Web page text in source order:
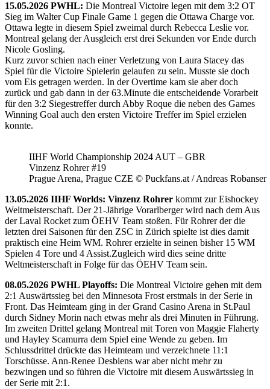
15.05.2026 PWHL: Die Montreal Victoire legen mit dem 3:2 OT
Sieg im Walter Cup Finale Game 1 gegen die Ottawa Charge vor.
Ottawa legte in diesem Spiel zweimal durch Rebecca Leslie vor.
Montreal gelang der Ausgleich erst drei Sekunden vor Ende durch
Nicole Gosling.
Kurz zuvor schien nach einer Verletzung von Laura Stacey das
Spiel für die Victoire Spielerin gelaufen zu sein. Musste sie doch
vom Eis getragen werden. In der Overtime kam sie aber doch
zurück und gab dann in der 63.Minute die entscheidende Vorarbeit
für den 3:2 Siegestreffer durch Abby Roque die neben des Games
Winning Goal auch den ersten Victoire Treffer im Spiel erzielen
konnte.
IIHF World Championship 2024 AUT – GBR
Vinzenz Rohrer #19
Prague Arena, Prague CZE © Puckfans.at / Andreas Robanser
13.05.2026 IIHF Worlds: Vinzenz Rohrer kommt zur Eishockey
Weltmeisterschaft. Der 21-Jährige Vorarlberger wird nach dem Aus
der Laval Rocket zum ÖEHV Team stoßen. Für Rohrer der die
letzten drei Saisonen für den ZSC in Zürich spielte ist dies damit
praktisch eine Heim WM. Rohrer erzielte in seinen bisher 15 WM
Spielen 4 Tore und 4 Assist.Zugleich wird dies seine dritte
Weltmeisterschaft in Folge für das ÖEHV Team sein.
08.05.2026 PWHL Playoffs: Die Montreal Victoire gehen mit dem
2:1 Auswärtssieg bei den Minnesota Frost erstmals in der Serie in
Front. Das Heimteam ging in der Grand Casino Arena in St.Paul
durch Sidney Morin nach etwas mehr als drei Minuten in Führung.
Im zweiten Drittel gelang Montreal mit Toren von Maggie Flaherty
und Hayley Scamurra dem Spiel eine Wende zu geben. Im
Schlussdrittel drückte das Heimteam und verzeichnete 11:1
Torschüsse. Ann-Renee Desbiens war aber nicht mehr zu
bezwingen und so führen die Victoire mit diesem Auswärtssieg in
der Serie mit 2:1.